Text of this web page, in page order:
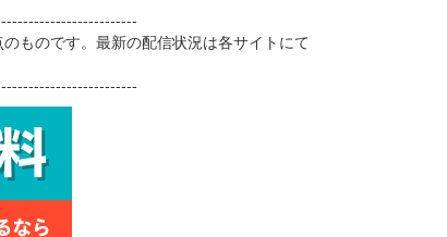
ものです。最新の配信状況は各サイトにて